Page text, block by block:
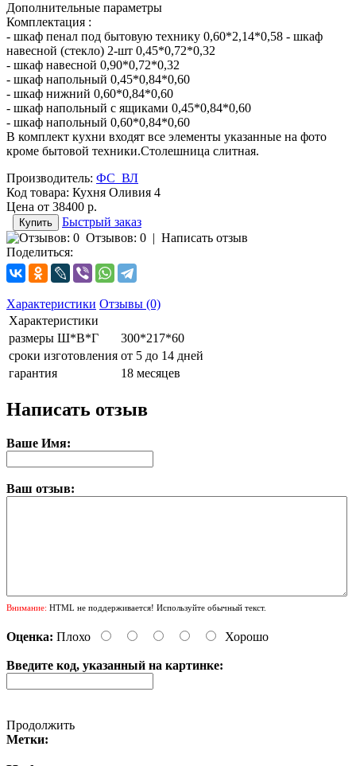
Дополнительные параметры
Комплектация :
- шкаф пенал под бытовую технику 0,60*2,14*0,58 - шкаф
навесной (стекло) 2-шт 0,45*0,72*0,32
- шкаф навесной 0,90*0,72*0,32
- шкаф напольный 0,45*0,84*0,60
- шкаф нижний 0,60*0,84*0,60
- шкаф напольный с ящиками 0,45*0,84*0,60
- шкаф напольный 0,60*0,84*0,60
В комплект кухни входят все элементы указанные на фото
кроме бытовой техники.Столешница слитная.
Производитель: ФС_ВЛ
Код товара: Кухня Оливия 4
Цена от 38400 р.
Быстрый заказ
Отзывов: 0 | Написать отзыв
Поделиться:
Характеристики Отзывы (0)
Характеристики
размеры Ш*В*Г
300*217*60
сроки изготовления от 5 до 14 дней
гарантия
18 месяцев
Написать отзыв
Ваше Имя:
Ваш отзыв:
Внимание: HTML не поддерживается! Используйте обычный текст.
Оценка: Плохо Хорошо
Введите код, указанный на картинке:
Продолжить
Метки: